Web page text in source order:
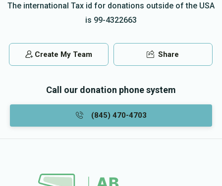
גיב א שיינע נדבה פון
Hersh Elimiech Fish
Yoel Holtzer - יואל האלצער
8 months ago
$250.00
The international Tax id for donations outside of the USA
is 99-4322663
Create My Team Share
Call our donation phone system
(845) 470-4703